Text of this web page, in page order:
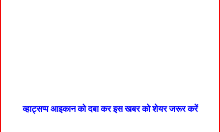
व्हाट्सप्प आइकान को दबा कर इस खबर को शेयर जरूर करें